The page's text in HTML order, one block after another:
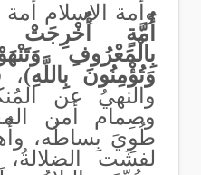
وأمة الإسلام أمة
أُمَّةٍ أُخْرِجَتْ
بِالْمَعْرُوفِ
وَتُؤْمِنُونَ بِاللَّهِ)،
والنهيُ عن
وصِمام أمن
طُوِيَ بِساطُه،
لفشَت